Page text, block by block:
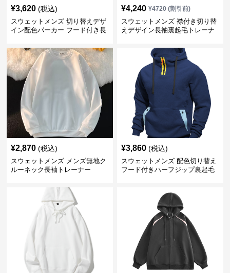
¥3,620 (税込)
スウェットメンズ 切り替えデザ
イン配色パーカー フード付き長
¥4,240 ¥4720(割引前)
スウェットメンズ 襟付き切り替
えデザイン長袖裏起毛トレーナ
¥2,870 (税込)
スウェットメンズ メンズ無地ク
ルーネック長袖トレーナー
¥3,860 (税込)
スウェットメンズ 配色切り替え
フード付きハーフジップ裏起毛